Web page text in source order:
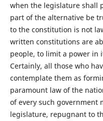
when the legislature shall
part of the alternative be
to the constitution is not
written constitutions are
people, to limit a power in
Certainly, all those who
contemplate them as
paramount law of the
of every such government
legislature, repugnant to